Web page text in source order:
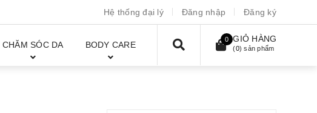
Hệ thống đại lý Đăng nhập Đăng ký
CHĂM SÓC DA BODY CARE
0 GIỎ HÀNG
(0) sản phẩm